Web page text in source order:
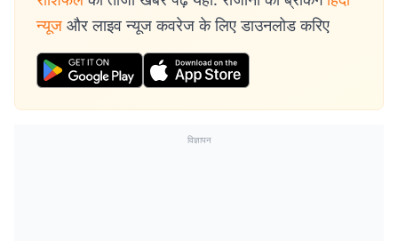
न्यूज और लाइव न्यूज कवरेज के लिए डाउनलोड करिए
विज्ञापन